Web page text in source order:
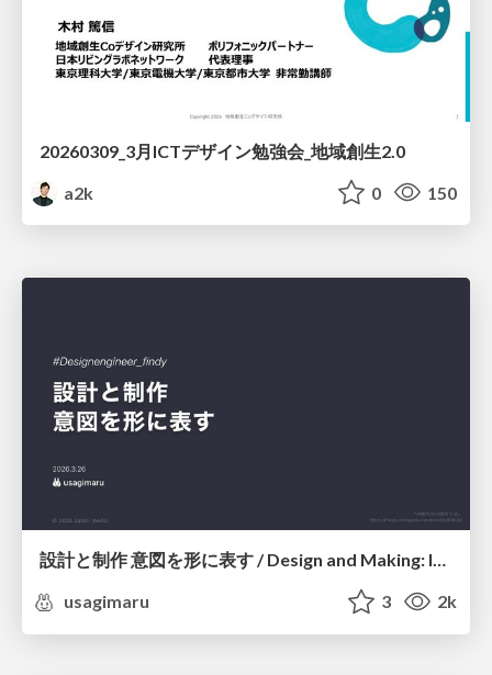
20260309_3月ICTデザイン勉強会_地域創生2.0
a2k
0 150
設計と制作 意図を形に表す / Design and Making: Intent Made Form
usagimaru
3 2k